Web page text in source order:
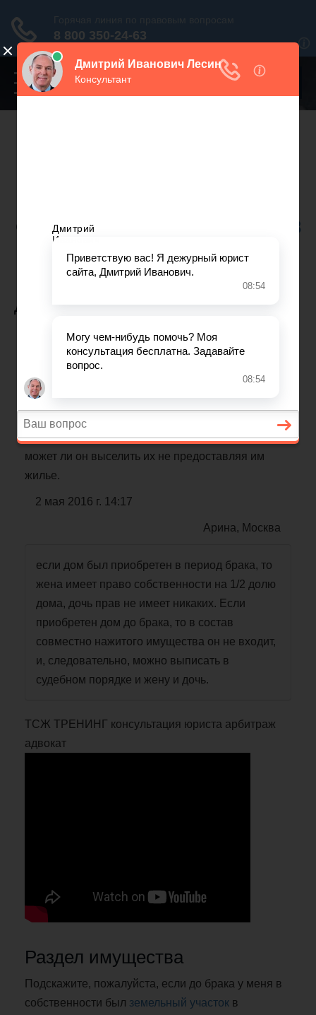
Переключатель
навигации
Санкт-Петербург
+7 812 467 34 68
Все регионы
ДО БРАКА
Вопрос по теме: «Жилищное
право»
У мужа есть в собственности частный дом и
земельный участок
жена и дочь. Дочери 24 года. Какие права они
имеют при продаже данной собственности и
может ли он выселить их не предоставляя им
жилье.
2 мая 2016 г. 14:17
Арина, Москва
если дом был приобретен в период брака, то
жена имеет право собственности на 1/2 долю
дома, дочь прав не имеет никаких. Если
приобретен дом до брака, то в состав
совместно нажитого имущества он не входит,
и, следовательно, можно выписать в
судебном порядке и жену и дочь.
ТСЖ ТРЕНИНГ консультация юриста арбитраж
адвокат
Раздел имущества
Подскажите, пожалуйста, если до брака у меня в
собственности был земельный участок в